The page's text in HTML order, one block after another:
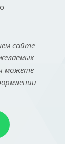
сайте
можете